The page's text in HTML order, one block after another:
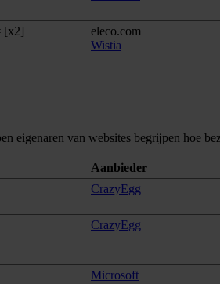
[x2]
eleco.com
Wistia
eigenaren van websites begrijpen hoe
Aanbieder
CrazyEgg
CrazyEgg
Microsoft